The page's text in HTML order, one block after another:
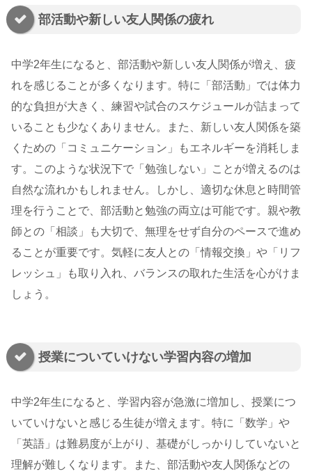
部活動や新しい友人関係の疲れ
中学2年生になると、部活動や新しい友人関係が増え、疲
れを感じることが多くなります。特に「部活動」では体力
的な負担が大きく、練習や試合のスケジュールが詰まって
いることも少なくありません。また、新しい友人関係を築
くための「コミュニケーション」もエネルギーを消耗しま
す。このような状況下で「勉強しない」ことが増えるのは
自然な流れかもしれません。しかし、適切な休息と時間管
理を行うことで、部活動と勉強の両立は可能です。親や教
師との「相談」も大切で、無理をせず自分のペースで進め
ることが重要です。気軽に友人との「情報交換」や「リフ
レッシュ」も取り入れ、バランスの取れた生活を心がけま
しょう。
授業についていけない学習内容の増加
中学2年生になると、学習内容が急激に増加し、授業につ
いていけないと感じる生徒が増えます。特に「数学」や
「英語」は難易度が上がり、基礎がしっかりしていないと
理解が難しくなります。また、部活動や友人関係などの